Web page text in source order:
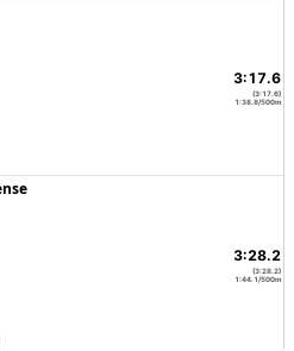
3:17.6
(3:17.6)
1:38.8/500m
3:28.2
(3:28.2)
1:44.1/500m